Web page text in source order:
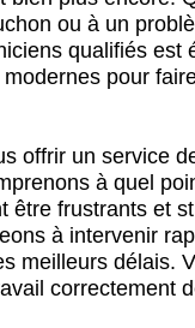
ou à un
qualifiés est
pour
offrir un service
à quel
être frustrants et
à intervenir
meilleurs délais.
correctement